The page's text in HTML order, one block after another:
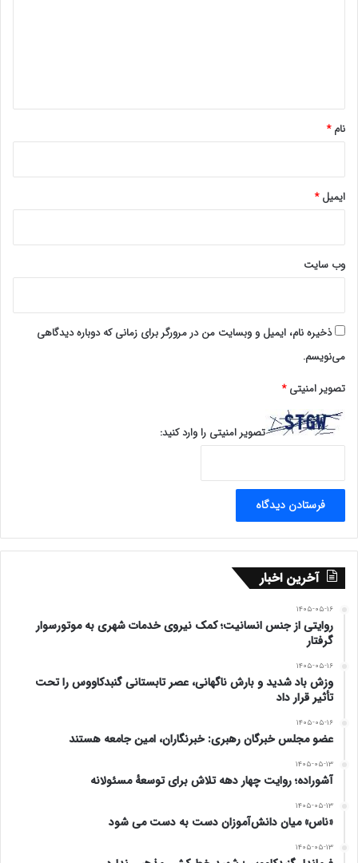
نام*
ایمیل*
وب‌ سایت
ذخیره نام، ایمیل و وبسایت من در مرورگر برای زمانی که دوباره دیدگاهی
می‌نویسم.
تصویر امنیتی*
تصویر امنیتی را وارد کنید:
آخرین اخبار
۱۴۰۵-۰۵-۱۶
روایتی از جنس انسانیت؛ کمک نیروی خدمات شهری به موتورسوار
گرفتار
۱۴۰۵-۰۵-۱۶
وزش باد شدید و بارش ناگهانی، عصر تابستانی گنبدکاووس را تحت
تأثیر قرار داد
۱۴۰۵-۰۵-۱۶
عضو مجلس خبرگان رهبری: خبرنگاران، امین جامعه هستند
۱۴۰۵-۰۵-۱۳
آشوراده؛ روایت چهار دهه تلاش برای توسعهٔ مسئولانه
۱۴۰۵-۰۵-۱۳
«ناس» میان دانش‌آموزان دست به دست می شود
۱۴۰۵-۰۵-۱۳